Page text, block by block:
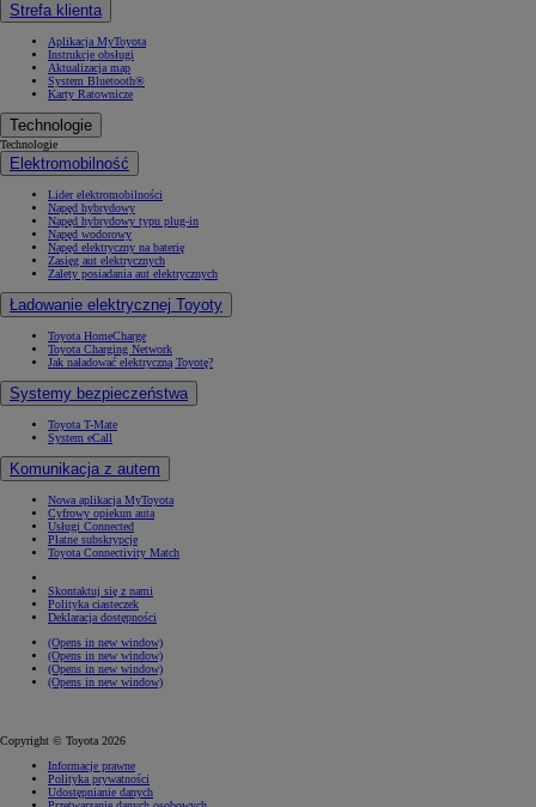
Strefa klienta
Aplikacja MyToyota
Instrukcje obsługi
Aktualizacja map
System Bluetooth®
Karty Ratownicze
Technologie
Technologie
Elektromobilność
Lider elektromobilności
Napęd hybrydowy
Napęd hybrydowy typu plug-in
Napęd wodorowy
Napęd elektryczny na baterię
Zasięg aut elektrycznych
Zalety posiadania aut elektrycznych
Ładowanie elektrycznej Toyoty
Toyota HomeCharge
Toyota Charging Network
Jak naładować elektryczną Toyotę?
Systemy bezpieczeństwa
Toyota T-Mate
System eCall
Komunikacja z autem
Nowa aplikacja MyToyota
Cyfrowy opiekun auta
Usługi Connected
Płatne subskrypcje
Toyota Connectivity Match
Skontaktuj się z nami
Polityka ciasteczek
Deklaracja dostępności
(Opens in new window)
(Opens in new window)
(Opens in new window)
(Opens in new window)
Copyright © Toyota 2026
Informacje prawne
Polityka prywatności
Udostępnianie danych